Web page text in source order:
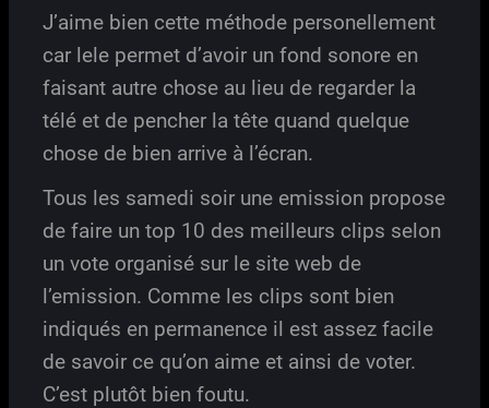
J’aime bien cette méthode personellement
car lele permet d’avoir un fond sonore en
faisant autre chose au lieu de regarder la
télé et de pencher la tête quand quelque
chose de bien arrive à l’écran.
Tous les samedi soir une emission propose
de faire un top 10 des meilleurs clips selon
un vote organisé sur le site web de
l’emission. Comme les clips sont bien
indiqués en permanence il est assez facile
de savoir ce qu’on aime et ainsi de voter.
C’est plutôt bien foutu.